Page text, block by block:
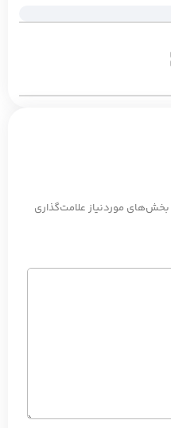
بخش‌های موردنیاز علامت‌گذاری